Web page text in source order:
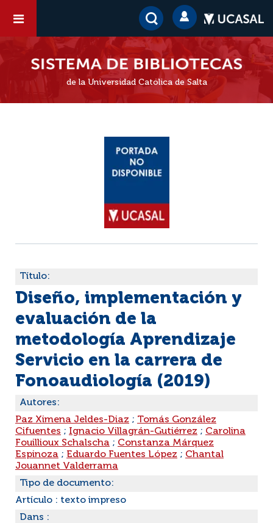
de la Universidad Católica de Salta
Título:
Diseño, implementación y
evaluación de la
metodología Aprendizaje
Servicio en la carrera de
Fonoaudiología (2019)
Autores:
Paz Ximena Jeldes-Diaz ; Tomás González
Cifuentes ; Ignacio Villagrán-Gutiérrez ; Carolina
Fouillioux Schalscha ; Constanza Márquez
Espinoza ; Eduardo Fuentes López ; Chantal
Jouannet Valderrama
Tipo de documento:
Artículo : texto impreso
Dans :